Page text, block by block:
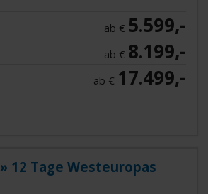
ab € 5.599,-
ab € 8.199,-
ab € 17.499,-
» 12 Tage Westeuropas